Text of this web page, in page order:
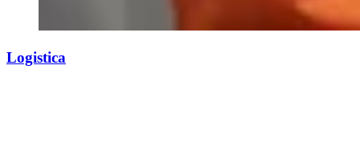
Logistica